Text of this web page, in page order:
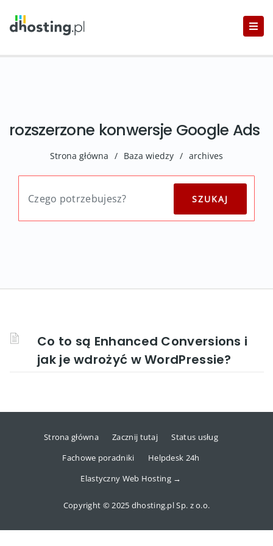
rozszerzone konwersje Google Ads
Strona główna / Baza wiedzy / archives
Co to są Enhanced Conversions i
jak je wdrożyć w WordPressie?
Strona główna Zacznij tutaj
Status usług
Fachowe poradniki
Helpdesk 24h
Elastyczny Web Hosting →
Copyright © 2025 dhosting.pl Sp. z o.o.